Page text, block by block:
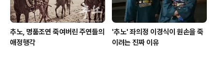
추노, 명품조연 죽여버린 주연들의
애정행각
'추노' 좌의정 이경식이 원손을 죽
이려는 진짜 이유